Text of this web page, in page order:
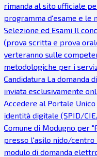
rimanda al sito ufficiale
programma d'esame e le
Selezione ed Esami Il
(prova scritta e prova
verteranno sulle
metodologiche per i
Candidatura La domanda
inviata esclusivamente
Accedere al Portale
identità digitale (SPID/
Comune di Modugno per
presso l'asilo nido/centro
modulo di domanda